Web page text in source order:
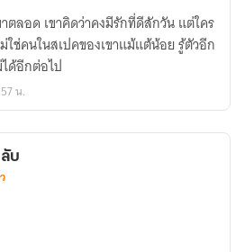
ตลอด เขาคิดว่าคงมีรักที่ดีสักวัน แต่ใคร
ใช่คนในสเปคของเขาแม้แต้น้อย รู้ตัวอีก
ด้อีกต่อไป
น.
บ